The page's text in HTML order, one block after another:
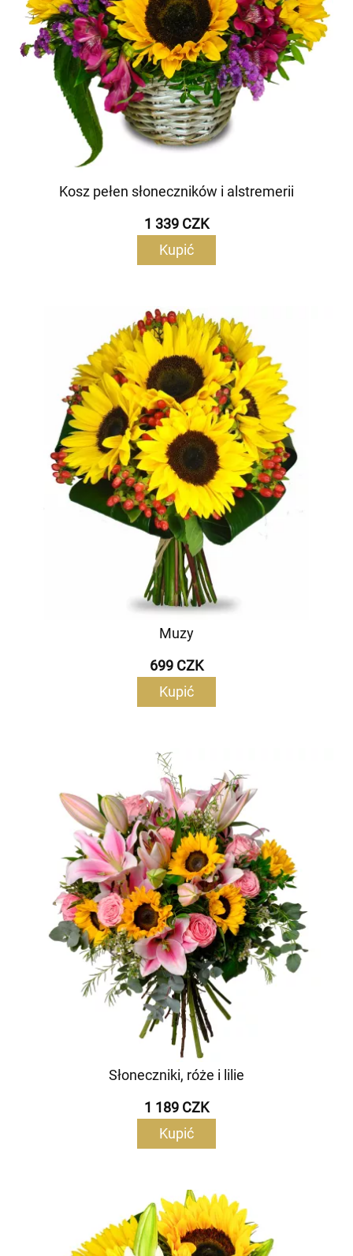
Kosz pełen słoneczników i alstremerii
1 339 CZK
Kupić
Muzy
699 CZK
Kupić
Słoneczniki, róże i lilie
1 189 CZK
Kupić